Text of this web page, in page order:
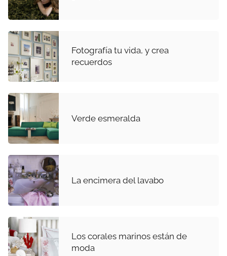
Fotografía tu vida, y crea
recuerdos
Verde esmeralda
La encimera del lavabo
Los corales marinos están de
moda